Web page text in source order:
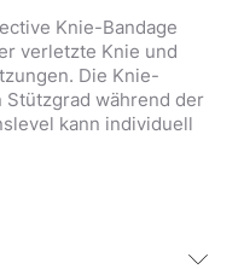
Knie-Bandage
verletzte Knie und
Die Knie-
Stützgrad während der
kann individuell